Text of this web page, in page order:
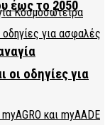
έως το 2050
οι οδηγίες για